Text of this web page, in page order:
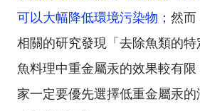
可以大幅降低環境污染物； 然而
相關的研究發現「去除魚類的
魚料理中重金屬汞的效果較有
家一定要優先選擇低重金屬汞的